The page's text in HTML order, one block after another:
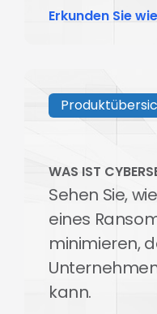
Erkunden Sie wie
WAS IST
Sehen Sie,
eines
minimieren,
kann.